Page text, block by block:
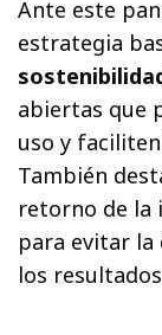
Ante este
estrategia
abiertas que
uso y
También
retorno de la
para evitar la
los